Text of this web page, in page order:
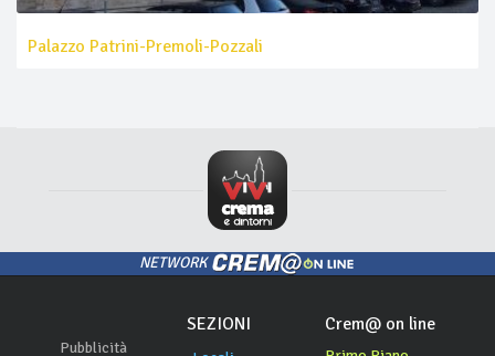
Palazzo Patrini-Premoli-Pozzali
NETWORK
Pubblicità
SEZIONI Crem@ on line